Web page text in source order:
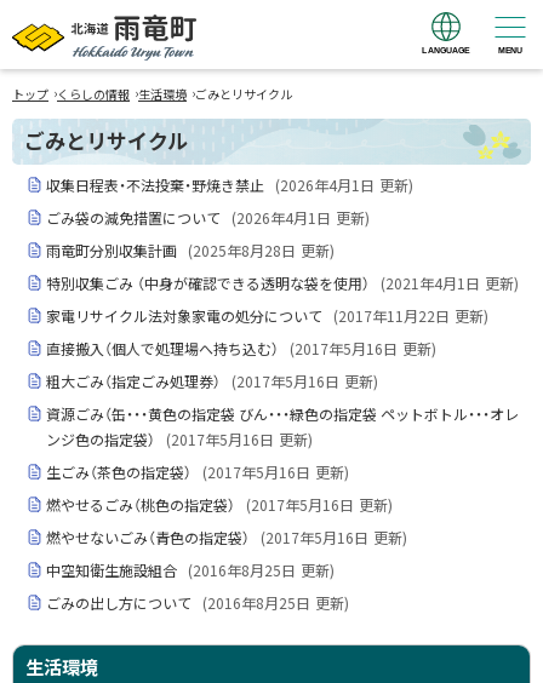
北海道 雨竜町
Hokkaido Uryu
Town
MENU
LANGUAGE
トップ ›くらしの情報 ›生活環境 ›ごみとリサイクル
ごみとリサイクル
収集日程表・不法投棄・野焼き禁止 (2026年4月1日 更新)
ごみ袋の減免措置について
(2026年4月1日 更新)
雨竜町分別収集計画
(2025年8月28日 更新)
特別収集ごみ （中身が確認できる透明な袋を使用）
(2021年4月1日 更新)
家電リサイクル法対象家電の処分について
(2017年11月22日 更新)
直接搬入（個人で処理場へ持ち込む）
(2017年5月16日 更新)
粗大ごみ（指定ごみ処理券）
(2017年5月16日 更新)
資源ごみ（缶・・・黄色の指定袋 びん・・・緑色の指定袋 ペットボトル・・・オレ
ンジ色の指定袋）
(2017年5月16日 更新)
生ごみ（茶色の指定袋）
(2017年5月16日 更新)
燃やせるごみ（桃色の指定袋）
(2017年5月16日 更新)
燃やせないごみ（青色の指定袋）
(2017年5月16日 更新)
中空知衛生施設組合 (2016年8月25日 更新)
ごみの出し方について
(2016年8月25日 更新)
生活環境